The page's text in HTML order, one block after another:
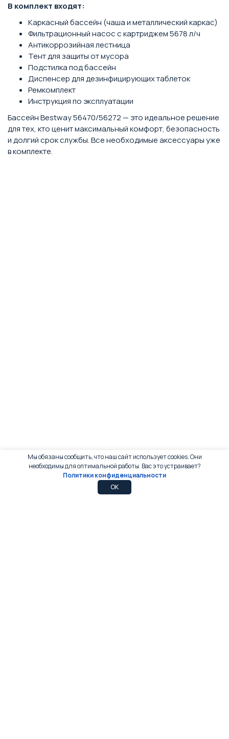
В комплект входят:
Каркасный бассейн (чаша и металлический каркас)
Фильтрационный насос с картриджем 5678 л/ч
Антикоррозийная лестница
Тент для защиты от мусора
Подстилка под бассейн
Диспенсер для дезинфицирующих таблеток
Ремкомплект
Инструкция по эксплуатации
Бассейн Bestway 56470/56272 — это идеальное решение
для тех, кто ценит максимальный комфорт, безопасность
и долгий срок службы. Все необходимые аксессуары уже
в комплекте.
Мы обязаны сообщить, что наш сайт использует cookies. Они
необходимы для оптимальной работы. Вас это устраивает?
Политики конфиденциальности
OK